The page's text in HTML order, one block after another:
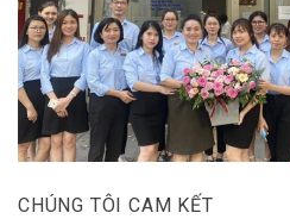
CHÚNG TÔI CAM KẾT